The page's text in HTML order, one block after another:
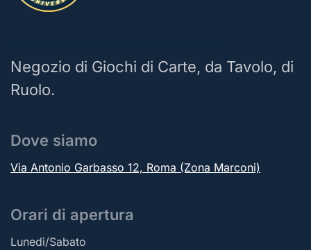
Negozio di Giochi di Carte, da Tavolo, di
Ruolo.
Dove siamo
Via Antonio Garbasso 12, Roma (Zona Marconi)
Orari di apertura
Lunedì/Sabato